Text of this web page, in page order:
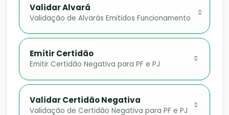
Validar Alvará
Validação de Alvarás Emitidos Funcionamento
Emitir Certidão
Emitir Certidão Negativa para PF e PJ
Validar Certidão Negativa
Validação de Certidão Negativa para PF e PJ